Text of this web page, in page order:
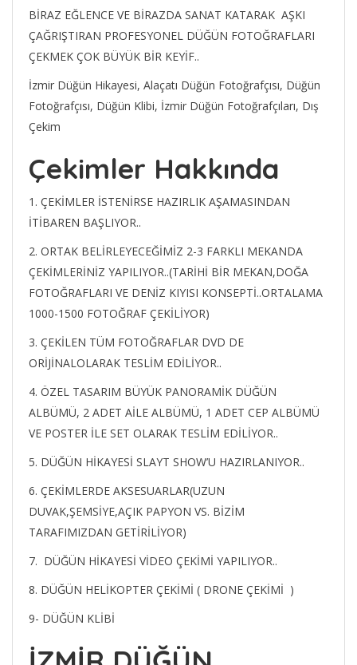
BİRAZ EĞLENCE VE BİRAZDA SANAT KATARAK AŞKI
ÇAĞRIŞTIRAN PROFESYONEL DÜĞÜN FOTOĞRAFLARI
ÇEKMEK ÇOK BÜYÜK BİR KEYİF..
İzmir Düğün Hikayesi, Alaçatı Düğün Fotoğrafçısı, Düğün
Fotoğrafçısı, Düğün Klibi, İzmir Düğün Fotoğrafçıları, Dış
Çekim
Çekimler Hakkında
1. ÇEKİMLER İSTENİRSE HAZIRLIK AŞAMASINDAN
İTİBAREN BAŞLIYOR..
2. ORTAK BELİRLEYECEĞİMİZ 2-3 FARKLI MEKANDA
ÇEKİMLERİNİZ YAPILIYOR..(TARİHİ BİR MEKAN,DOĞA
FOTOĞRAFLARI VE DENİZ KIYISI KONSEPTİ..ORTALAMA
1000-1500 FOTOĞRAF ÇEKİLİYOR)
3. ÇEKİLEN TÜM FOTOĞRAFLAR DVD DE
ORİJİNALOLARAK TESLİM EDİLİYOR..
4. ÖZEL TASARIM BÜYÜK PANORAMİK DÜĞÜN
ALBÜMÜ, 2 ADET AİLE ALBÜMÜ, 1 ADET CEP ALBÜMÜ
VE POSTER İLE SET OLARAK TESLİM EDİLİYOR..
5. DÜĞÜN HİKAYESİ SLAYT SHOW’U HAZIRLANIYOR..
6. ÇEKİMLERDE AKSESUARLAR(UZUN
DUVAK,ŞEMSİYE,AÇIK PAPYON VS. BİZİM
TARAFIMIZDAN GETİRİLİYOR)
7. DÜĞÜN HİKAYESİ VİDEO ÇEKİMİ YAPILIYOR..
8. DÜĞÜN HELİKOPTER ÇEKİMİ ( DRONE ÇEKİMİ )
9- DÜĞÜN KLİBİ